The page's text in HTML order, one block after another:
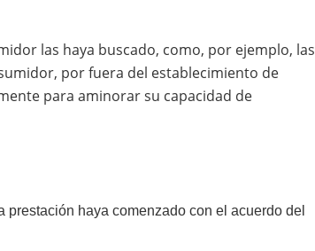
las haya buscado, como, por ejemplo, las
por fuera del establecimiento de
para aminorar su capacidad de
haya comenzado con el acuerdo del